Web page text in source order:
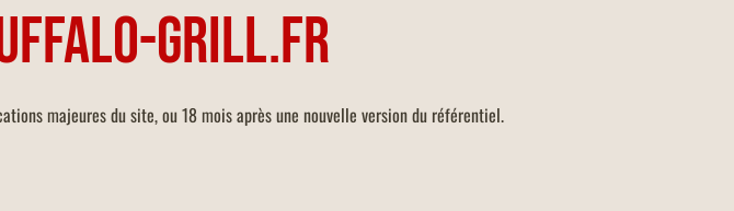
grill.fr
majeures du site, ou 18 mois après une nouvelle version du référentiel.